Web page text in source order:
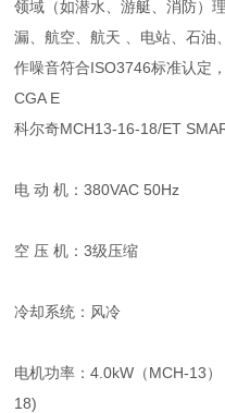
领域（如潜水、游艇、消防）
漏、航空、航天 、电站、石油
作噪音符合ISO3746标准认定
CGA E
科尔奇MCH13-16-18/ET
电 动 机：380VAC 50Hz
空 压 机：3级压缩
冷却系统：风冷
电机功率：4.0kW（MCH-13
18)